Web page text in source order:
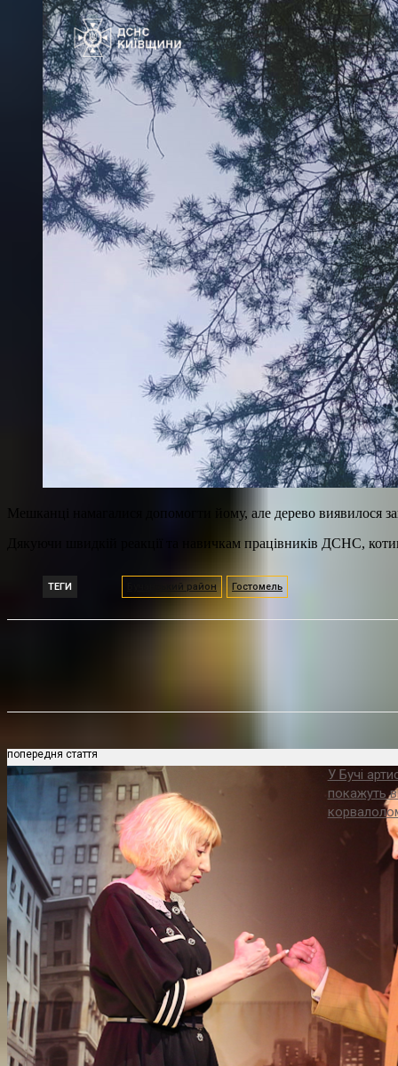
Мешканці намагалися допомогти йому, але дерево виявилося
Дякуючи швидкій реакції та навичкам працівників ДСНС,
ТЕГИ Бучанський район Гостомель
попередня стаття
У Бучі
покажуть